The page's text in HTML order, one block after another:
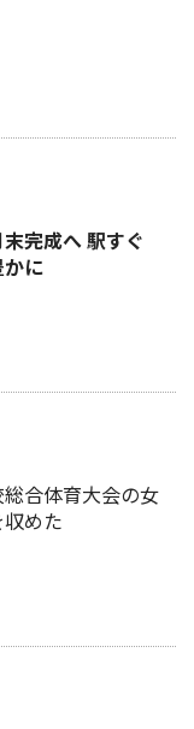
完成へ 駅すぐ
かに
合体育大会の女
めた